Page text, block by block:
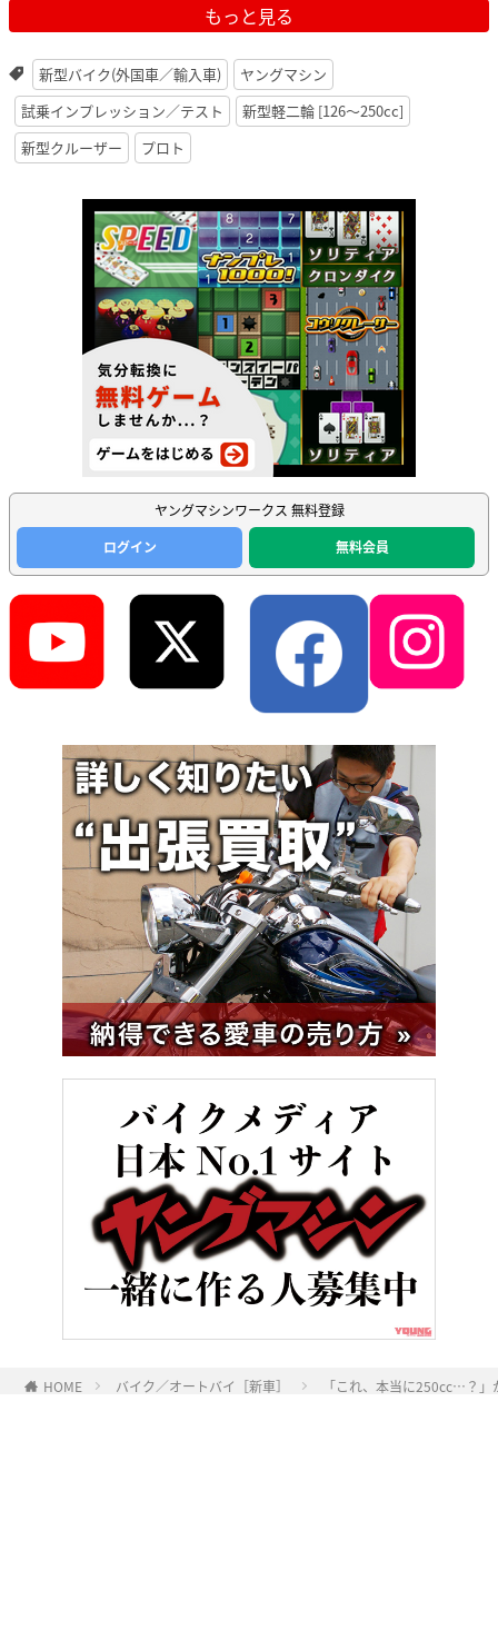
もっと見る
新型バイク(外国車／輸入車)
ヤングマシン
試乗インプレッション／テスト
新型軽二輪 [126〜250cc]
新型クルーザー
プロト
ヤングマシンワークス 無料登録
ログイン
無料会員
HOME バイク／オートバイ［新車］ 「これ、本当に250cc…？